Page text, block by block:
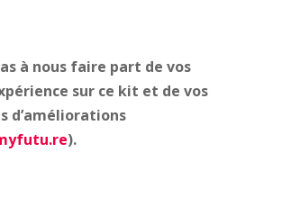
à nous faire part de vos
sur ce kit et de vos
d’améliorations
).